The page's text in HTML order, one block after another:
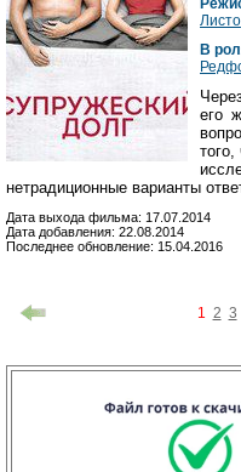
Листо
В
его
нетрадиционные варианты
Дата выхода фильма: 17.07.2014
Дата добавления: 22.08.2014
Последнее обновление: 15.04.2016
1 2 3